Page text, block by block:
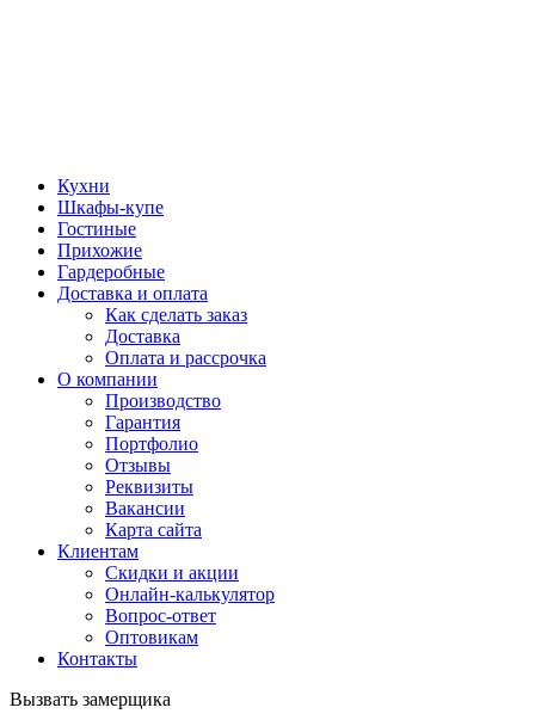
Кухни
Шкафы-купе
Гостиные
Прихожие
Гардеробные
Доставка и оплата
Как сделать заказ
Доставка
Оплата и рассрочка
О компании
Производство
Гарантия
Портфолио
Отзывы
Реквизиты
Вакансии
Карта сайта
Клиентам
Скидки и акции
Онлайн-калькулятор
Вопрос-ответ
Оптовикам
Контакты
Вызвать замерщика